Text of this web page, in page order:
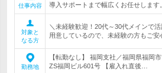
仕事内容
導入サポートまで幅広くお任せします。
対象と
なる方
＼未経験歓迎！20代～30代メインで
用意しているので、未経験の方もご安
勤務地
【転勤なし】 福岡支社／福岡県福岡
ZS福岡ビル601号 【雇入れ直後…